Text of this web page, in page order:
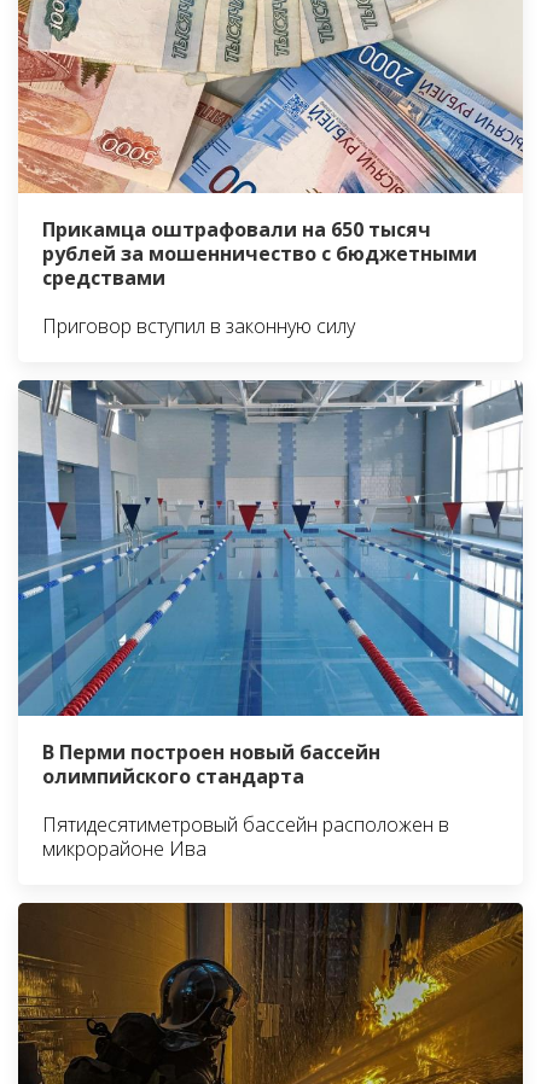
Прикамца оштрафовали на 650 тысяч
рублей за мошенничество с бюджетными
средствами
Приговор вступил в законную силу
В Перми построен новый бассейн
олимпийского стандарта
Пятидесятиметровый бассейн расположен в
микрорайоне Ива